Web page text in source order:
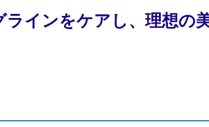
インをケアし、理想の